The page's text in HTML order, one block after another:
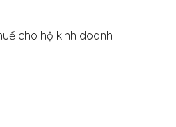
cho hộ kinh doanh